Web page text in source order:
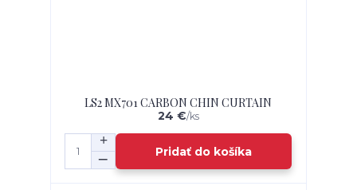
LS2 MX701 CARBON CHIN CURTAIN
24 €/ks
Pridať do košíka